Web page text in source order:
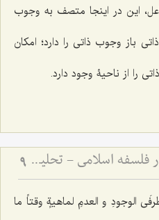
این در اینجا متصف به وجوب
باز وجوب ذاتی را دارد؛ امکان
را از ناحیۀ وجود دارد.
ماهیت و ضرورت وجود در فلسفه اسلامی - تحلیل تساوی ماهیت نسبت به وجود و عدم در فلسفه 9
الوجودِ و العدمِ لماهیةٍ وقتاً ما